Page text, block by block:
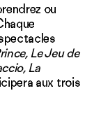
ou
Le Jeu de
La
aux trois